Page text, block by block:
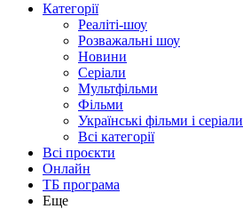
Категорії
Реаліті-шоу
Розважальні шоу
Новини
Серіали
Мультфільми
Фільми
Українські фільми і серіали
Всі категорії
Всі проєкти
Онлайн
ТБ програма
Еще